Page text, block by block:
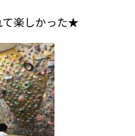
て楽しかった★